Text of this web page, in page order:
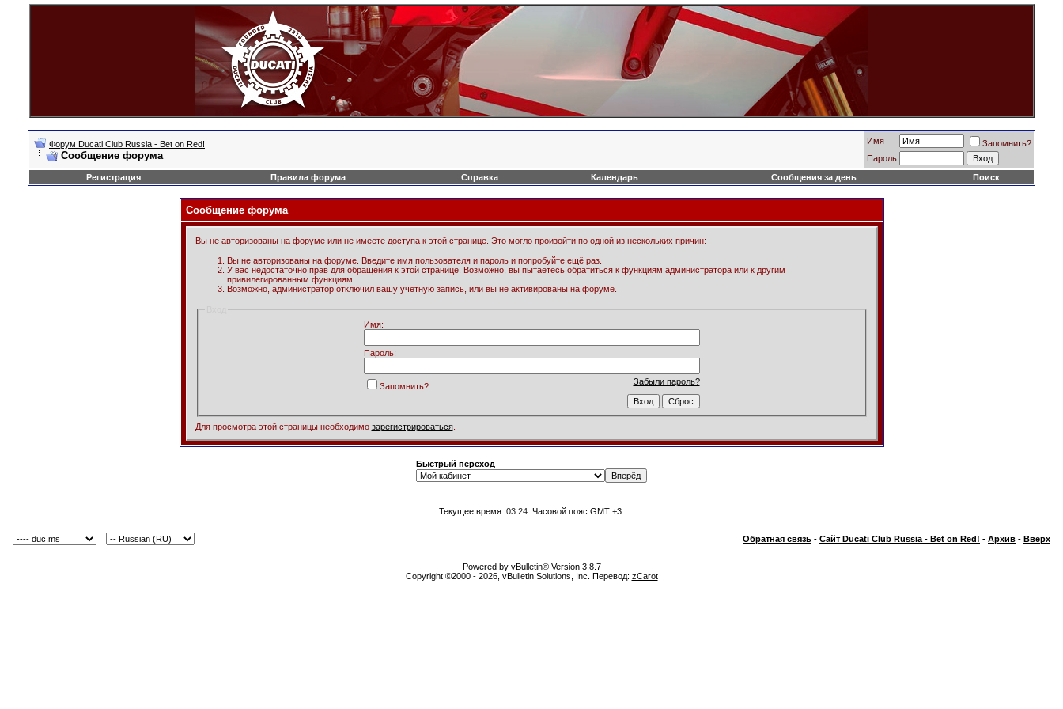
Форум Ducati Club Russia - Bet on Red!
Сообщение форума
Имя
Запомнить?
Пароль
Регистрация
Правила форума Справка Календарь Сообщения за день Поиск
Сообщение форума
Вы не авторизованы на форуме или не имеете доступа к этой странице. Это могло произойти по одной из нескольких причин:
Вы не авторизованы на форуме. Введите имя пользователя и пароль и попробуйте ещё раз.
У вас недостаточно прав для обращения к этой странице. Возможно, вы пытаетесь обратиться к функциям администратора или к другим
привилегированным функциям.
Возможно, администратор отключил вашу учётную запись, или вы не активированы на форуме.
Имя:
Пароль:
Забыли пароль?
Запомнить?
Для просмотра этой страницы необходимо зарегистрироваться.
Быстрый переход
Текущее время: 03:24 . Часовой пояс GMT +3.
Обратная связь - Сайт Ducati Club Russia - Bet on Red! - Архив - Вверх
Powered by vBulletin® Version 3.8.7
Copyright ©2000 - 2026, vBulletin Solutions, Inc. Перевод: zCarot